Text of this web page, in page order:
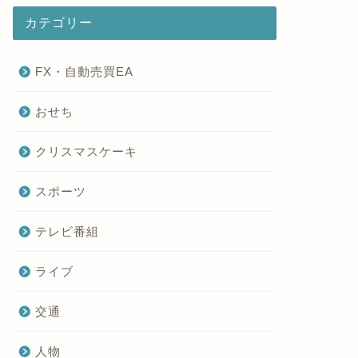
カテゴリー
FX・自動売買EA
おせち
クリスマスケーキ
スポーツ
テレビ番組
ライブ
交通
人物